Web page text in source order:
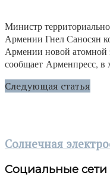
Министр
Армении Гнел Саносян
Армении новой атомной
сообщает Арменпресс, в
Следующая статья
Солнечная
Социальные сети